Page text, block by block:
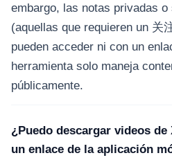
embargo, las notas privadas
(aquellas que requieren un 关
pueden acceder ni con un
herramienta solo maneja
públicamente.
¿Puedo descargar videos
un enlace de la aplicación